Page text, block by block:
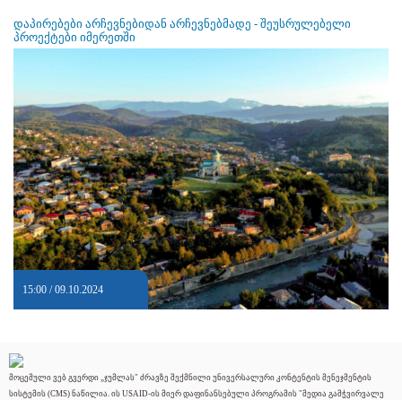
დაპირებები არჩევნებიდან არჩევნებმადე - შეუსრულებელი
პროექტები იმერეთში
15:00 / 09.10.2024
მოცემული ვებ გვერდი „ჯუმლას" ძრავზე შექმნილი უნივერსალური კონტენტის მენეჯმენტის
სისტემის (CMS) ნაწილია. ის USAID-ის მიერ დაფინანსებული პროგრამის "მედია გამჭვირვალე